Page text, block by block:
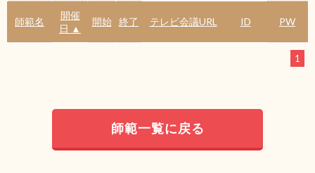
師範名
開催
日 ▲
開始 終了 テレビ会議URL ID PW
1
師範一覧に戻る